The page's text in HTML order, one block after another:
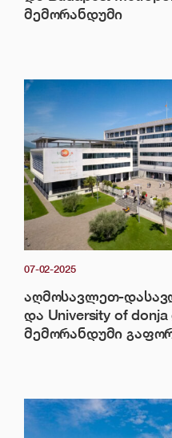
მემორანდუმი
07-02-2025
აღმოსავლეთ-
და University of
მემორანდუმი